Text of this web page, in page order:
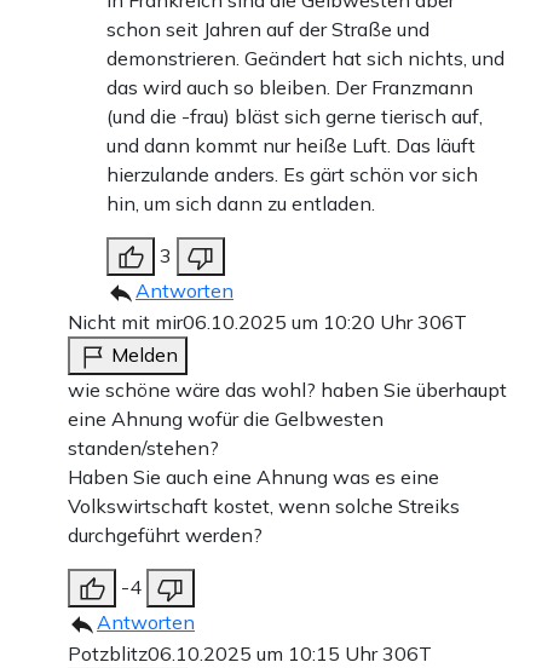
schon seit Jahren auf der Straße und
demonstrieren. Geändert hat sich nichts, und
das wird auch so bleiben. Der Franzmann
(und die -frau) bläst sich gerne tierisch auf,
und dann kommt nur heiße Luft. Das läuft
hierzulande anders. Es gärt schön vor sich
hin, um sich dann zu entladen.
3
Antworten
Nicht mit mir06.10.2025 um 10:20 Uhr306T
Melden
wie schöne wäre das wohl? haben Sie überhaupt
eine Ahnung wofür die Gelbwesten
standen/stehen?
Haben Sie auch eine Ahnung was es eine
Volkswirtschaft kostet, wenn solche Streiks
durchgeführt werden?
-4
Antworten
Potzblitz06.10.2025 um 10:15 Uhr306T